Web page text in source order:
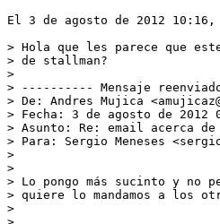
El 3 de agosto de 2012 10:16,
> Hola que les parece que
> de stallman?
>
> ---------- Mensaje
> De: Andres Mujica
> Fecha: 3 de agosto de 2012
> Asunto: Re: email acerca
> Para: Sergio Meneses
>
>
> Lo pongo más sucinto y no
> quiere lo mandamos a los
>